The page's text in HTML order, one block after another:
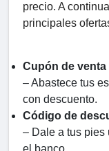
precio. A
principales
Cupón de venta
– Abastece tus
con descuento.
Código de
– Dale a tus pies
el banco.